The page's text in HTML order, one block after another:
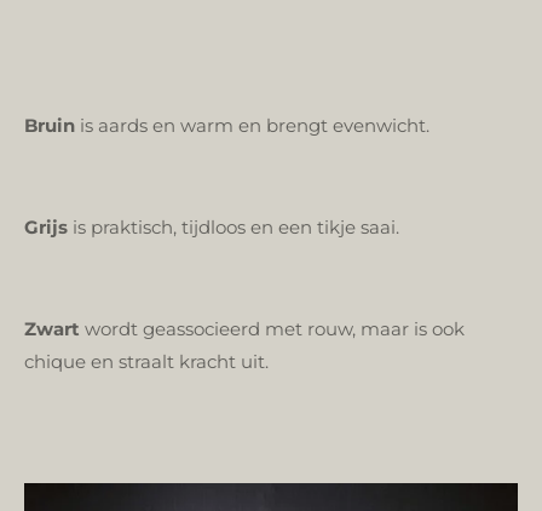
Bruin is aards en warm en brengt evenwicht.
Grijs is praktisch, tijdloos en een tikje saai.
Zwart wordt geassocieerd met rouw, maar is ook
chique en straalt kracht uit.